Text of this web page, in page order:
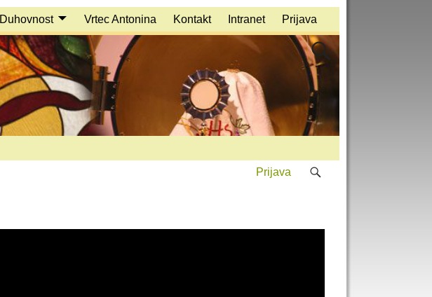
Duhovnost Vrtec Antonina Kontakt Intranet Prijava
Prijava